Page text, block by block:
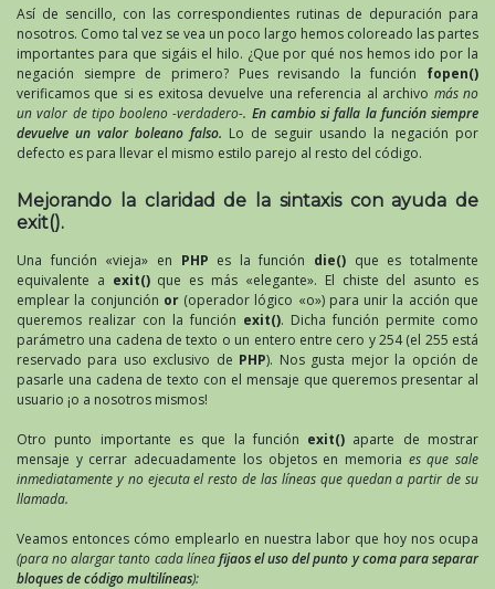
Así de sencillo, con las correspondientes rutinas de depuración para
nosotros. Como tal vez se vea un poco largo hemos coloreado las partes
importantes para que sigáis el hilo. ¿Que por qué nos hemos ido por la
negación siempre de primero? Pues revisando la función fopen()
verificamos que si es exitosa devuelve una referencia al archivo más no
un valor de tipo booleno -verdadero-. En cambio si falla la función siempre
devuelve un valor boleano falso. Lo de seguir usando la negación por
defecto es para llevar el mismo estilo parejo al resto del código.
Mejorando la claridad de la sintaxis con ayuda de
exit().
Una función «vieja» en PHP es la función die() que es totalmente
equivalente a exit()que es más «elegante». El chiste del asunto es
emplear la conjunción or(operador lógico «o») para unir la acción que
queremos realizar con la función exit(). Dicha función permite como
parámetro una cadena de texto o un entero entre cero y 254 (el 255 está
reservado para uso exclusivo de PHP). Nos gusta mejor la opción de
pasarle una cadena de texto con el mensaje que queremos presentar al
usuario ¡o a nosotros mismos!
Otro punto importante es que la función exit() aparte de mostrar
mensaje y cerrar adecuadamente los objetos en memoria es que sale
inmediatamente y no ejecuta el resto de las líneas que quedan a partir de su
llamada.
Veamos entonces cómo emplearlo en nuestra labor que hoy nos ocupa
(para no alargar tanto cada líneafijaos el uso del punto y coma para separar
bloques de código multilíneas):